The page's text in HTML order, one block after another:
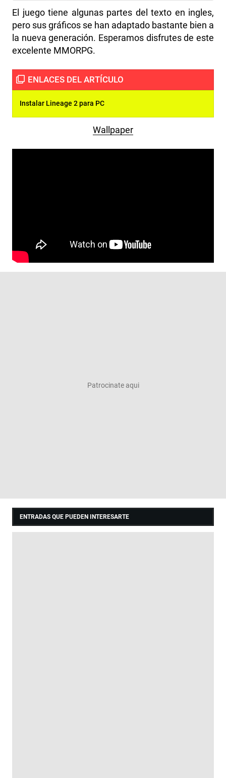
El juego tiene algunas partes del texto en ingles,
pero sus gráficos se han adaptado bastante bien a
la nueva generación. Esperamos disfrutes de este
excelente MMORPG.
Instalar Lineage 2 para PC
Wallpaper
ENTRADAS QUE PUEDEN INTERESARTE